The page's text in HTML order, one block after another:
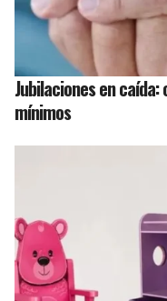
Jubilaciones en
mínimos